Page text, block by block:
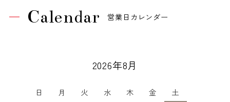
Calendar 営業日カレンダー
2026年8月
日 月 火 水 木 金
土